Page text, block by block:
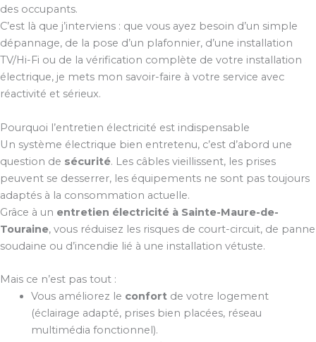
des occupants.
C’est là que j’interviens : que vous ayez besoin d’un simple
dépannage, de la pose d’un plafonnier, d’une installation
TV/Hi-Fi ou de la vérification complète de votre installation
électrique, je mets mon savoir-faire à votre service avec
réactivité et sérieux.
Pourquoi l’entretien électricité est indispensable
Un système électrique bien entretenu, c’est d’abord une
question de sécurité. Les câbles vieillissent, les prises
peuvent se desserrer, les équipements ne sont pas toujours
adaptés à la consommation actuelle.
Grâce à un entretien électricité à Sainte-Maure-de-
Touraine, vous réduisez les risques de court-circuit, de panne
soudaine ou d’incendie lié à une installation vétuste.
Mais ce n’est pas tout :
Vous améliorez le confortde votre logement
(éclairage adapté, prises bien placées, réseau
multimédia fonctionnel).